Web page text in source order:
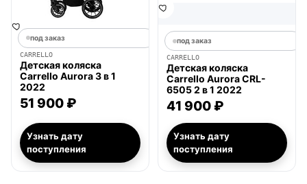
под заказ
CARRELLO
Детская коляска
Carrello Aurora 3 в 1
2022
51 900 ₽
Узнать дату
поступления
под заказ
CARRELLO
Детская коляска
Carrello Aurora CRL-
6505 2 в 1 2022
41 900 ₽
Узнать дату
поступления